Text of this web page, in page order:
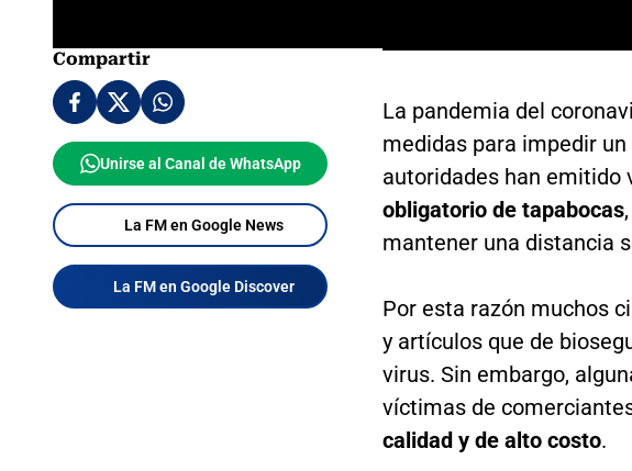
Compartir
Unirse al Canal de WhatsApp
La FM en Google News
La FM en Google Discover
La pandemia del
medidas para impedir
autoridades han emitido
obligatorio de tapabocas,
mantener una distancia
Por esta razón muchos
y artículos que de
virus. Sin embargo,
víctimas de
calidad y de alto costo.